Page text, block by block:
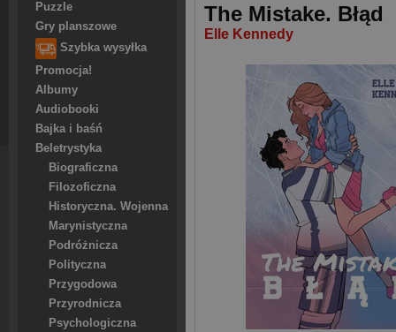
Puzzle
Gry planszowe
Szybka wysyłka
Promocja!
Albumy
Audiobooki
Bajka i baśń
Beletrystyka
Biograficzna
Filozoficzna
Historyczna. Wojenna
Marynistyczna
Podróżnicza
Polityczna
Przygodowa
Przyrodnicza
Psychologiczna
The Mistake. Błąd
Elle Kennedy